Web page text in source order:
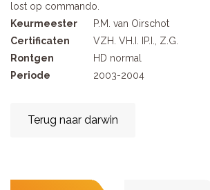
lost op commando.
Keurmeester
P.M. van Oirschot
Certificaten
VZH. VH.I. IP.I., Z.G.
Rontgen
HD normal
Periode
2003-2004
Terug naar darwin